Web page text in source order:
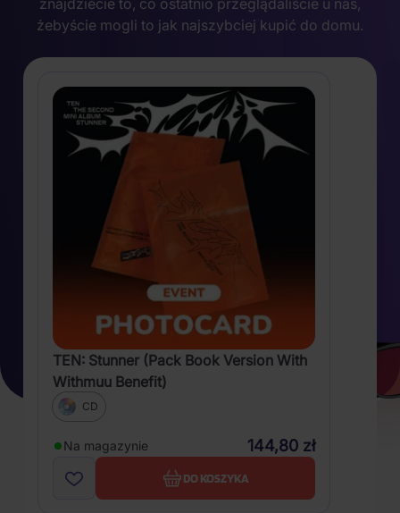
znajdziecie to, co ostatnio przeglądaliście u nas,
żebyście mogli to jak najszybciej kupić do domu.
TEN: Stunner (Pack Book Version With
Withmuu Benefit)
CD
Na magazynie 144,80 zł
DO KOSZYKA